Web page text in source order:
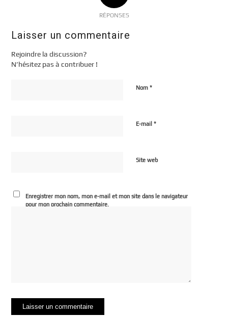
RÉPONSES
Laisser un commentaire
Rejoindre la discussion?
N’hésitez pas à contribuer !
Nom*
E-mail*
Site web
Enregistrer mon nom, mon e-mail et mon site dans le navigateur
pour mon prochain commentaire.